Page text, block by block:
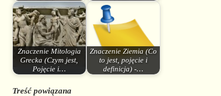
Znaczenie Mitologia
Grecka (Czym jest,
Pojęcie i…
Znaczenie Ziemia (Co
to jest, pojęcie i
definicja) -…
Treść powiązana